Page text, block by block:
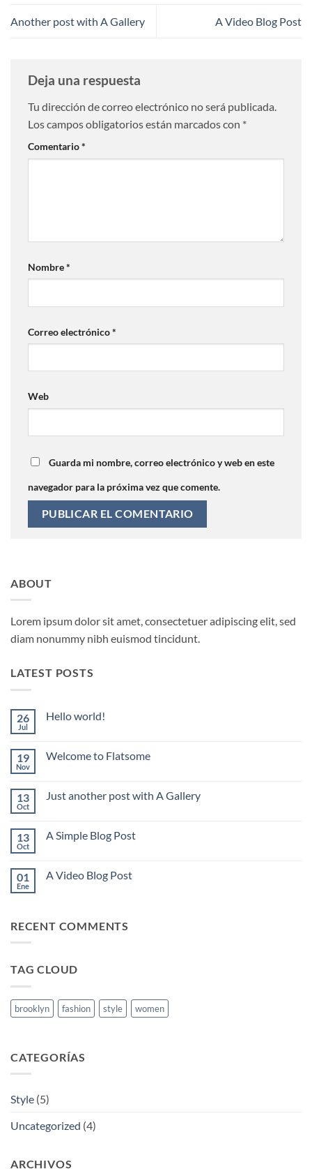
Another post with A Gallery A Video Blog Post
Deja una respuesta
Tu dirección de correo electrónico no será publicada.
Los campos obligatorios están marcados con *
Comentario*
Nombre*
Correo electrónico*
Web
Guarda mi nombre, correo electrónico y web en este
navegador para la próxima vez que comente.
ABOUT
Lorem ipsum dolor sit amet, consectetuer adipiscing elit, sed
diam nonummy nibh euismod tincidunt.
LATEST POSTS
26
Jul
Hello world!
en
19
Nov
Welcome to Flatsome
en
13
Oct
Just another post with A Gallery
en
with
A
13
Oct
A Simple Blog Post
en
01
Ene
A Video Blog Post
A
RECENT COMMENTS
TAG CLOUD
brooklyn fashion style women
CATEGORÍAS
Style (5)
Uncategorized (4)
ARCHIVOS